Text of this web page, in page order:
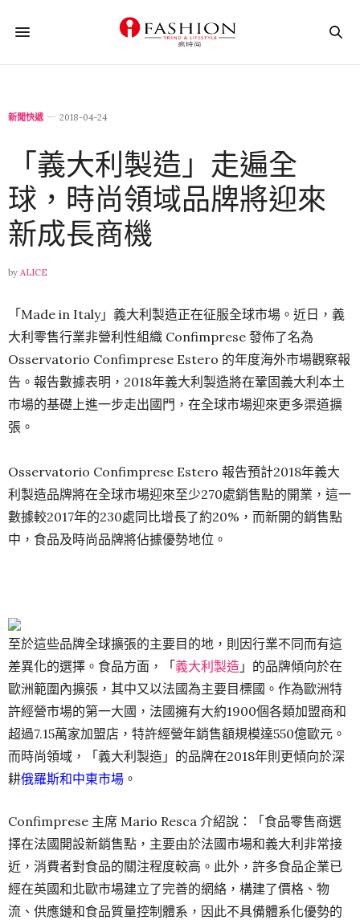
新聞快遞 2018-04-24
「義大利製造」走遍全
球，時尚領域品牌將迎來
新成長商機
by ALICE
「Made in Italy」義大利製造正在征服全球市場。近日，義
大利零售行業非營利性組織 Confimprese 發佈了名為
Osservatorio Confimprese Estero 的年度海外市場觀察報
告。報告數據表明，2018年義大利製造將在鞏固義大利本土
市場的基礎上進一步走出國門，在全球市場迎來更多渠道擴
張。
Osservatorio Confimprese Estero 報告預計2018年義大
利製造品牌將在全球市場迎來至少270處銷售點的開業，這一
數據較2017年的230處同比增長了約20%，而新開的銷售點
中，食品及時尚品牌將佔據優勢地位。
至於這些品牌全球擴張的主要目的地，則因行業不同而有這
差異化的選擇。食品方面，「義大利製造 」的品牌傾向於在
歐洲範圍內擴張，其中又以法國為主要目標國。作為歐洲特
許經營市場的第一大國，法國擁有大約1900個各類加盟商和
超過7.15萬家加盟店，特許經營年銷售額規模達550億歐元。
而時尚領域，「義大利製造」的品牌在2018年則更傾向於深
耕俄羅斯和中東市場 。
Confimprese 主席 Mario Resca 介紹說：「食品零售商選
擇在法國開設新銷售點，主要由於法國市場和義大利非常接
近，消費者對食品的關注程度較高。此外，許多食品企業已
經在英國和北歐市場建立了完善的網絡，構建了價格、物
流、供應鏈和食品質量控制體系，因此不具備體系化優勢的